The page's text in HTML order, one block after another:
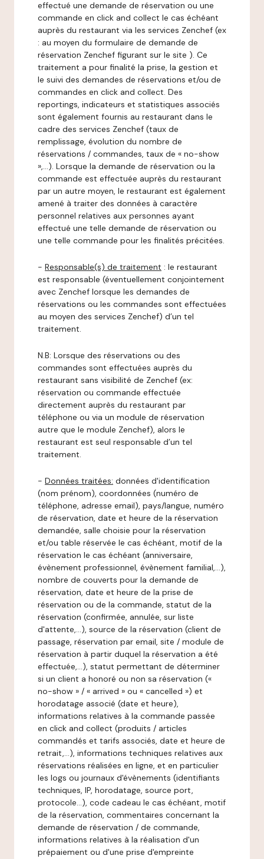
effectué une demande de réservation ou une
commande en click and collect le cas échéant
auprès du restaurant via les services Zenchef (ex
: au moyen du formulaire de demande de
réservation Zenchef figurant sur le site ). Ce
traitement a pour finalité la prise, la gestion et
le suivi des demandes de réservations et/ou de
commandes en click and collect. Des
reportings, indicateurs et statistiques associés
sont également fournis au restaurant dans le
cadre des services Zenchef (taux de
remplissage, évolution du nombre de
réservations / commandes, taux de « no-show
»,…). Lorsque la demande de réservation ou la
commande est effectuée auprès du restaurant
par un autre moyen, le restaurant est également
amené à traiter des données à caractère
personnel relatives aux personnes ayant
effectué une telle demande de réservation ou
une telle commande pour les finalités précitées.
- Responsable(s) de traitement : le restaurant
est responsable (éventuellement conjointement
avec Zenchef lorsque les demandes de
réservations ou les commandes sont effectuées
au moyen des services Zenchef) d’un tel
traitement.
N.B: Lorsque des réservations ou des
commandes sont effectuées auprès du
restaurant sans visibilité de Zenchef (ex:
réservation ou commande effectuée
directement auprès du restaurant par
téléphone ou via un module de réservation
autre que le module Zenchef), alors le
restaurant est seul responsable d’un tel
traitement.
- Données traitées: données d'identification
(nom prénom), coordonnées (numéro de
téléphone, adresse email), pays/langue, numéro
de réservation, date et heure de la réservation
demandée, salle choisie pour la réservation
et/ou table réservée le cas échéant, motif de la
réservation le cas échéant (anniversaire,
évènement professionnel, évènement familial,…),
nombre de couverts pour la demande de
réservation, date et heure de la prise de
réservation ou de la commande, statut de la
réservation (confirmée, annulée, sur liste
d'attente,…), source de la réservation (client de
passage, réservation par email, site / module de
réservation à partir duquel la réservation a été
effectuée,…), statut permettant de déterminer
si un client a honoré ou non sa réservation («
no-show » / « arrived » ou « cancelled ») et
horodatage associé (date et heure),
informations relatives à la commande passée
en click and collect (produits / articles
commandés et tarifs associés, date et heure de
retrait,…), informations techniques relatives aux
réservations réalisées en ligne, et en particulier
les logs ou journaux d'évènements (identifiants
techniques, IP, horodatage, source port,
protocole…), code cadeau le cas échéant, motif
de la réservation, commentaires concernant la
demande de réservation / de commande,
informations relatives à la réalisation d'un
prépaiement ou d'une prise d'empreinte